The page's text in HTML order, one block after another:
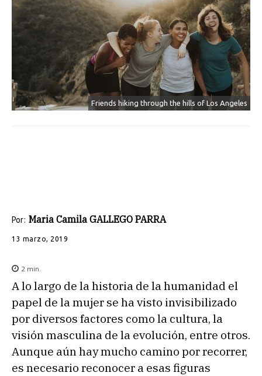
Friends hiking through the hills of Los Angeles
Por: Maria Camila GALLEGO PARRA
13 marzo, 2019
2 min.
A lo largo de la historia de la humanidad el
papel de la mujer se ha visto invisibilizado
por diversos factores como la cultura, la
visión masculina de la evolución, entre otros.
Aunque aún hay mucho camino por recorrer,
es necesario reconocer a esas figuras